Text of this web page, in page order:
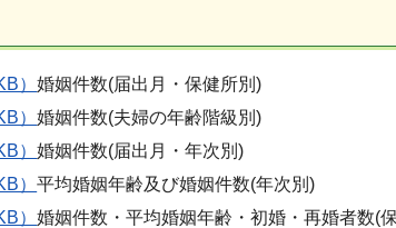
）婚姻件数(届出月・保健所別)
）婚姻件数(夫婦の年齢階級別)
）婚姻件数(届出月・年次別)
）平均婚姻年齢及び婚姻件数(年次別)
）婚姻件数・平均婚姻年齢・初婚・再婚者数(